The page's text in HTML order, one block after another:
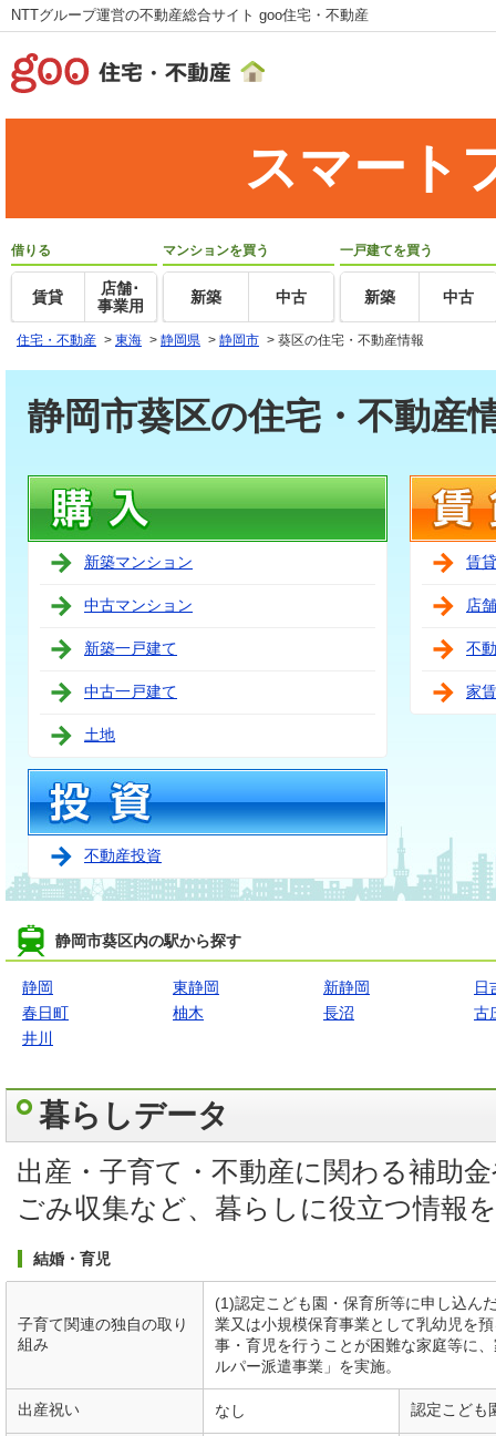
NTTグループ運営の不動産総合サイト goo住宅・不動産
スマート
借りる
賃貸
店舗･
事業用
マンションを買う
新築 中古
一戸建てを買う
新築 中古
住宅・不動産 > 東海 > 静岡県 > 静岡市 > 葵区の住宅・不動産情報
静岡市葵区の住宅・不動産
新築マンション
中古マンション
新築一戸建て
中古一戸建て
土地
不動産投資
賃
店
不
家
静岡市葵区内の駅から探す
静岡 東静岡 新静岡
日
春日町
柚木 長沼
古
井川
暮らしデータ
出産・子育て・不動産に関わる補助
ごみ収集など、暮らしに役立つ情報
結婚・育児
子育て関連の独自の取り
組み
(1)認定こども園・保育所等に申し込ん
業又は小規模保育事業として乳幼児を
事・育児を行うことが困難な家庭等に
ルパー派遣事業」を実施。
出産祝い なし 認定こども